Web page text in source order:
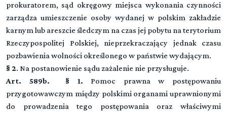
prokuratorem, sąd okręgowy miejsca wykonania czynności
zarządza umieszczenie osoby wydanej w polskim zakładzie
karnym lub areszcie śledczym na czas jej pobytu na terytorium
Rzeczypospolitej Polskiej, nieprzekraczający jednak czasu
pozbawienia wolności określonego w państwie wydającym.
§ 2. Na postanowienie sądu zażalenie nie przysługuje.
Art. 589b. § 1. Pomoc prawna w postępowaniu
przygotowawczym między polskimi organami uprawnionymi
do prowadzenia tego postępowania oraz właściwymi